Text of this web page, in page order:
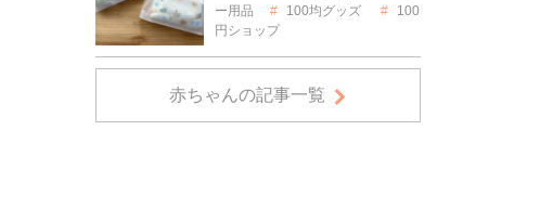
ー用品
100均グッズ
100
円ショップ
赤ちゃんの記事一覧